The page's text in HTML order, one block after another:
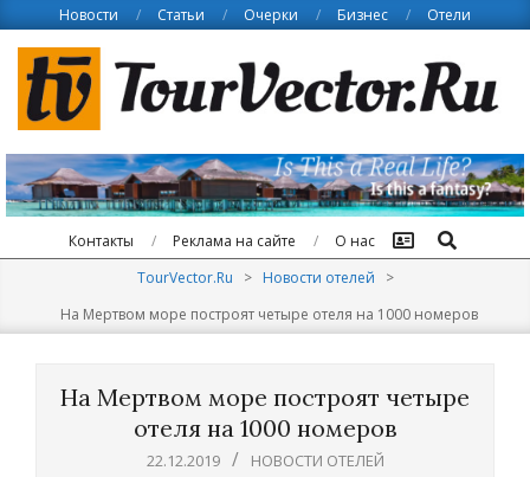
content
Новости Статьи Очерки Бизнес Отели
Контакты Реклама на сайте О нас Поиск
TourVector.Ru > Новости отелей
>
На Мертвом море построят четыре отеля на 1000 номеров
На Мертвом море построят четыре
отеля на 1000 номеров
22.12.2019 НОВОСТИ ОТЕЛЕЙ